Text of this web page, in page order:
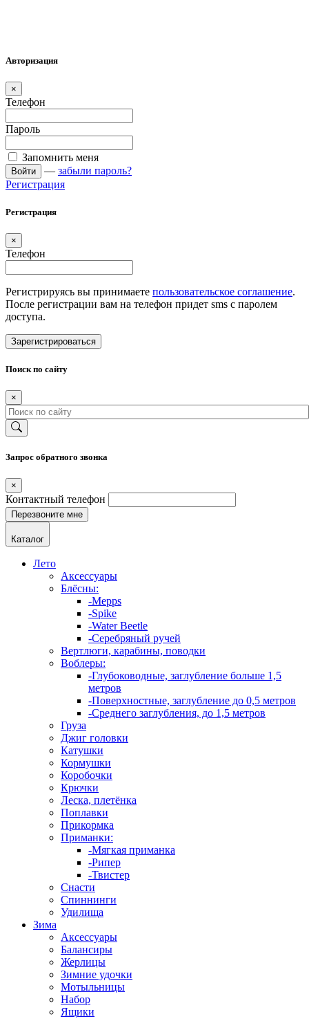
Авторизация
×
Телефон
Пароль
Запомнить меня
Войти — забыли пароль?
Регистрация
Регистрация
×
Телефон
Регистрируясь вы принимаете пользовательское соглашение.
После регистрации вам на телефон придет sms с паролем
доступа.
Зарегистрироваться
Поиск по сайту
×
Запрос обратного звонка
×
Контактный телефон
Каталог
Лето
Аксессуары
Блёсны:
-Mepps
-Spike
-Water Beetle
-Серебряный ручей
Вертлюги, карабины, поводки
Воблеры:
-Глубоководные, заглубление больше 1,5
метров
-Поверхностные, заглубление до 0,5 метров
-Среднего заглубления, до 1,5 метров
Груза
Джиг головки
Катушки
Кормушки
Коробочки
Крючки
Леска, плетёнка
Поплавки
Прикормка
Приманки:
-Мягкая приманка
-Рипер
-Твистер
Снасти
Спиннинги
Удилища
Зима
Аксессуары
Балансиры
Жерлицы
Зимние удочки
Мотыльницы
Набор
Ящики